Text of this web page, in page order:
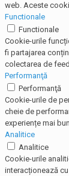
web. Aceste
Functionale
Functionale
Cookie-urile
fi partajarea
colectarea de
Performanţă
Performanţă
Cookie-urile de
cheie de
experiențe mai
Analitice
Analitice
Cookie-urile
interacționează